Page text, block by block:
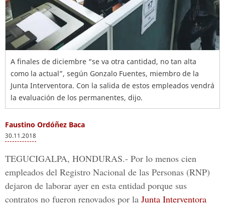
A finales de diciembre “se va otra cantidad, no tan alta
como la actual”, según Gonzalo Fuentes, miembro de la
Junta Interventora. Con la salida de estos empleados vendrá
la evaluación de los permanentes, dijo.
Faustino Ordóñez Baca
30.11.2018
TEGUCIGALPA, HONDURAS.- Por lo menos cien
empleados del Registro Nacional de las Personas (RNP)
dejaron de laborar ayer en esta entidad porque sus
contratos no fueron renovados por la Junta Interventora